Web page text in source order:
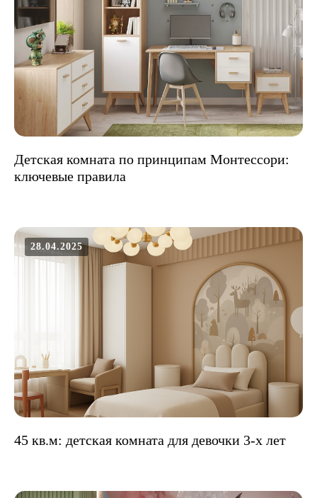
Детская комната по принципам Монтессори:
ключевые правила
28.04.2025
45 кв.м: детская комната для девочки 3-х лет